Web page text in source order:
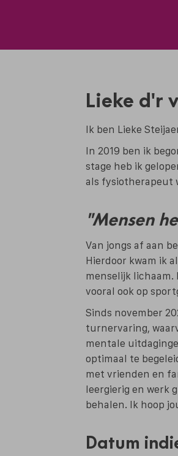
Lieke d'r
Ik ben Lieke
In 2019 ben ik
stage heb ik
als fysiotherapeut
"Mensen
Van jongs af aan
Hierdoor kwam ik
menselijk
vooral ook op
Sinds november
turnervaring,
mentale
optimaal te
met vrienden en
leergierig en werk
behalen. Ik hoop
Datum